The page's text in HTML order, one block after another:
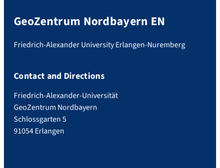
GeoZentrum Nordbayern EN
Friedrich-Alexander University Erlangen-Nuremberg
Contact and Directions
Friedrich-Alexander-Universität
GeoZentrum Nordbayern
Schlossgarten 5
91054 Erlangen